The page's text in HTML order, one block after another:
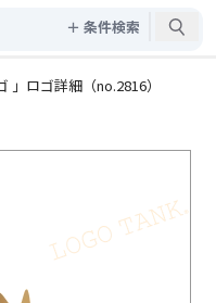
＋ 条件検索
」ロゴ詳細（no.2816）